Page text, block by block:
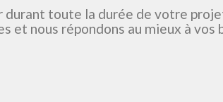
durant toute la durée de votre
et nous répondons au mieux à vos